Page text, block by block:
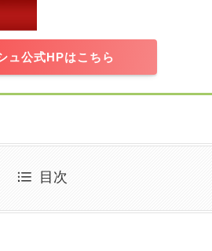
ュ公式HPはこちら
目次